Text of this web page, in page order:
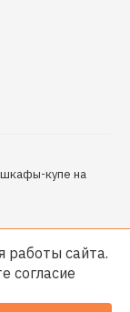
купе на
работы сайта.
согласие